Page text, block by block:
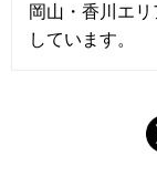
岡山・香川エ
しています。